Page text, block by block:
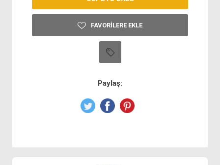
FAVORILERE EKLE
Paylaş: